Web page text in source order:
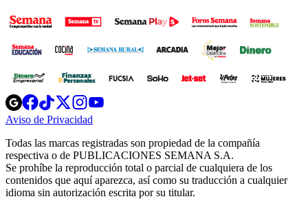
Opens
in
new
Opens
in
new
Opens
in
new
window
Opens
new
windowwindow
Aviso de Privacidad
new
window
Todas las marcas registradas son propiedad de la compañía
respectiva o de PUBLICACIONES SEMANA S.A.
Se prohíbe la reproducción total o parcial de cualquiera de los
contenidos que aquí aparezca, así como su traducción a cualquier
idioma sin autorización escrita por su titular.